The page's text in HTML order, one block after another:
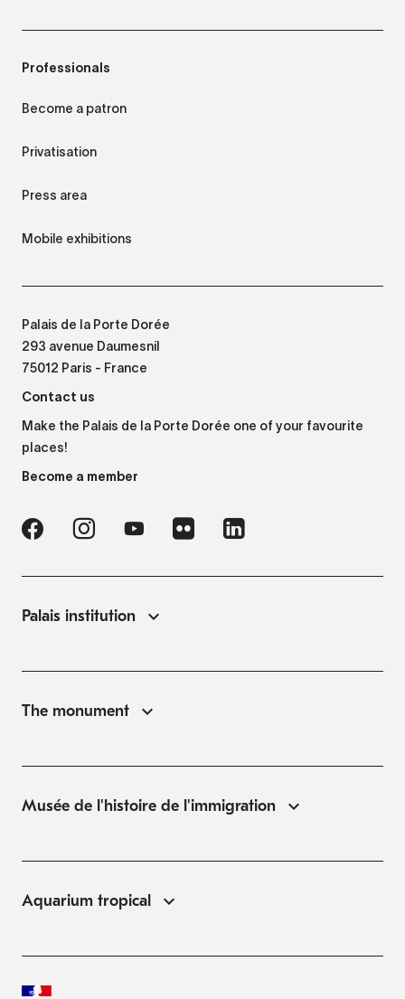
Professionals
Become a patron
Privatisation
Press area
Mobile exhibitions
Palais de la Porte Dorée
293 avenue Daumesnil
75012 Paris - France
Contact us
Make the Palais de la Porte Dorée one of your favourite
places!
Become a member
Palais institution
The monument
Musée de l'histoire de l'immigration
Aquarium tropical